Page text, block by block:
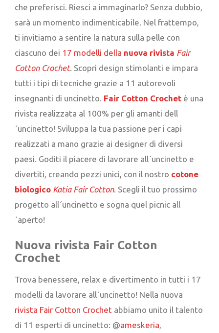
che preferisci. Riesci a immaginarlo? Senza dubbio,
sarà un momento indimenticabile. Nel frattempo,
ti invitiamo a sentire la natura sulla pelle con
ciascuno dei 17 modelli della nuova rivista Fair
Cotton Crochet. Scopri design stimolanti e impara
tutti i tipi di tecniche grazie a 11 autorevoli
insegnanti di uncinetto. Fair Cotton Crochet è una
rivista realizzata al 100% per gli amanti dell
´uncinetto! Sviluppa la tua passione per i capi
realizzati a mano grazie ai designer di diversi
paesi. Goditi il piacere di lavorare all´uncinetto e
divertiti, creando pezzi unici, con il nostro cotone
biologico Katia Fair Cotton. Scegli il tuo prossimo
progetto all´uncinetto e sogna quel picnic all
´aperto!
Nuova rivista Fair Cotton
Crochet
Trova benessere, relax e divertimento in tutti i 17
modelli da lavorare all´uncinetto! Nella nuova
rivista Fair Cotton Crochet abbiamo unito il talento
di 11 esperti di uncinetto: @ameskeria,